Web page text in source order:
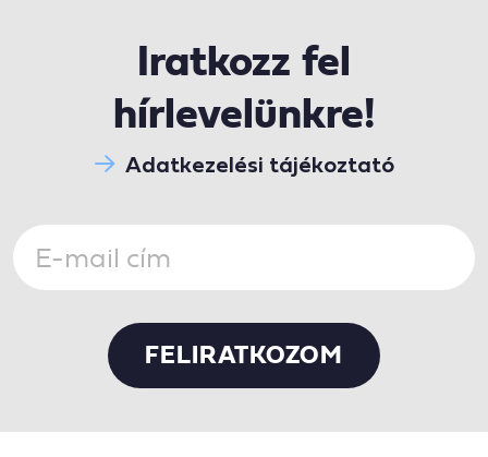
Iratkozz fel
hírlevelünkre!
Adatkezelési tájékoztató